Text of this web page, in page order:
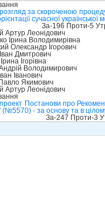
за скороченою
сучасної
За-196 Проти-5
Артур Леонідович
Ірина Володимирівна
Олександр Ігорович
Дмитрович
Ігорівна
Володимирович
Іванович
Якимович
Артур Леонідович
Постанови про
(№5570) - за основу та в
За-247 Проти-3